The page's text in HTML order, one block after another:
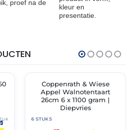
proef na de
kleur en
presentatie.
✓ VAST ASSORTIMENT
Coppenrath & Wiese
Appel Walnotentaart
26cm 6 x 1100 gram |
Diepvries
6 STUKS